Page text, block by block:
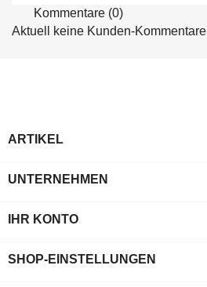
Kommentare (0)
Aktuell keine Kunden-Kommentare
ARTIKEL
UNTERNEHMEN
IHR KONTO
SHOP-EINSTELLUNGEN